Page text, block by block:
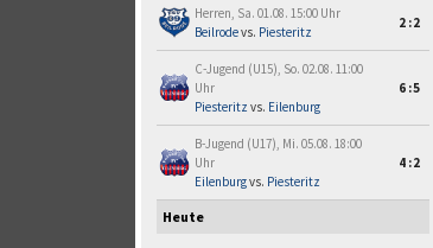
Herren, Sa. 01.08. 15:00 Uhr
Beilrodevs. Piesteritz
2:2
C-Jugend (U15), So. 02.08. 11:00
Uhr
Piesteritz vs. Eilenburg
6:5
B-Jugend (U17), Mi. 05.08. 18:00
Uhr
Eilenburgvs. Piesteritz
4:2
Heute